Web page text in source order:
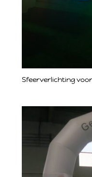
Sfeerverlichting